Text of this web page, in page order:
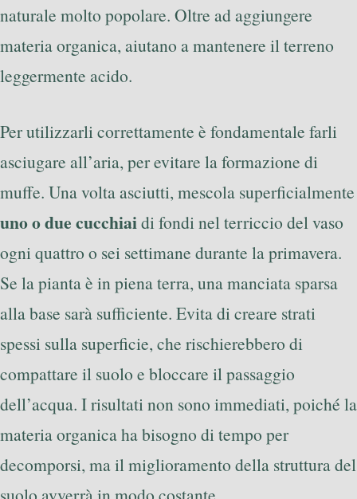
naturale molto popolare. Oltre ad aggiungere
materia organica, aiutano a mantenere il terreno
leggermente acido.
Per utilizzarli correttamente è fondamentale farli
asciugare all’aria, per evitare la formazione di
muffe. Una volta asciutti, mescola superficialmente
uno o due cucchiaidi fondi nel terriccio del vaso
ogni quattro o sei settimane durante la primavera.
Se la pianta è in piena terra, una manciata sparsa
alla base sarà sufficiente. Evita di creare strati
spessi sulla superficie, che rischierebbero di
compattare il suolo e bloccare il passaggio
dell’acqua. I risultati non sono immediati, poiché la
materia organica ha bisogno di tempo per
decomporsi, ma il miglioramento della struttura del